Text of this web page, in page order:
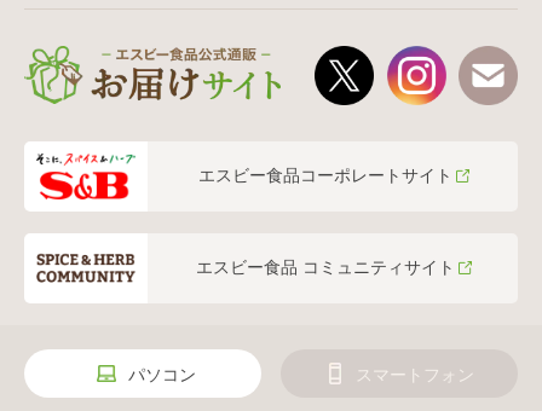
エスビー食品コーポレートサイト
エスビー食品 コミュニティサイト
パソコン スマートフォン